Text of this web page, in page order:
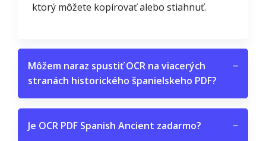
ktorý môžete kopírovať alebo stiahnuť.
Môžem naraz spustiť OCR na viacerých
stranách historického španielskeho PDF?
−
Je OCR PDF Spanish Ancient zadarmo? −